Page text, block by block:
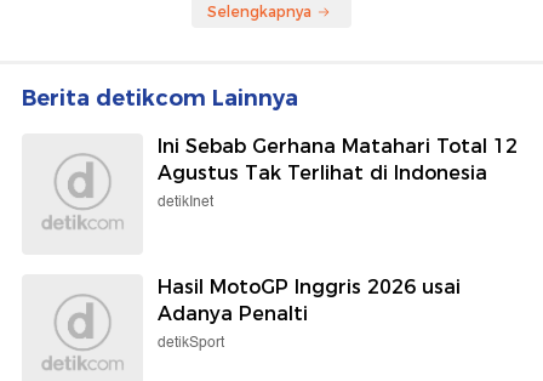
Selengkapnya
Berita detikcom Lainnya
Ini Sebab Gerhana Matahari Total 12
Agustus Tak Terlihat di Indonesia
detikInet
Hasil MotoGP Inggris 2026 usai
Adanya Penalti
detikSport